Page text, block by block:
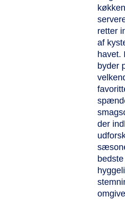
retter
af
havet.
byder
der